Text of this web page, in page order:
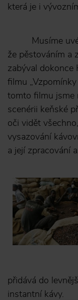
která je i
Musíme
že pěstováním a
zabýval
filmu
tomto filmu jsme
scenérii keňské
oči vidět
vysazování
a její zpracování
přidává do
instantní kávy.